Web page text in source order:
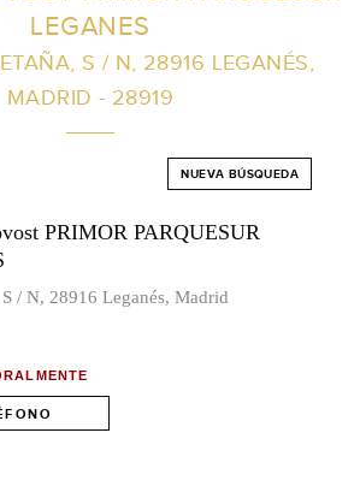
LEGANES
S / N, 28916 LEGANÉS,
MADRID - 28919
NUEVA BÚSQUEDA
PRIMOR PARQUESUR
/ N, 28916 Leganés, Madrid